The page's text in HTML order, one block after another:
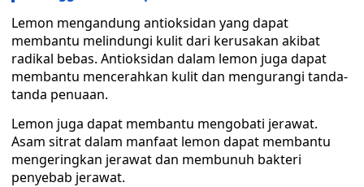
Lemon mengandung antioksidan yang dapat
membantu melindungi kulit dari kerusakan akibat
radikal bebas. Antioksidan dalam lemon juga dapat
membantu mencerahkan kulit dan mengurangi tanda-
tanda penuaan.
Lemon juga dapat membantu mengobati jerawat.
Asam sitrat dalam manfaat lemon dapat membantu
mengeringkan jerawat dan membunuh bakteri
penyebab jerawat.